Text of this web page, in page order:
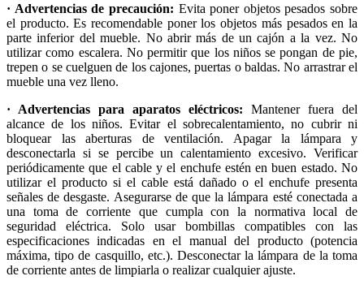
· Advertencias de precaución: Evita poner objetos pesados sobre
el producto. Es recomendable poner los objetos más pesados en la
parte inferior del mueble. No abrir más de un cajón a la vez. No
utilizar como escalera. No permitir que los niños se pongan de pie,
trepen o se cuelguen de los cajones, puertas o baldas. No arrastrar el
mueble una vez lleno.
· Advertencias para aparatos eléctricos: Mantener fuera del
alcance de los niños. Evitar el sobrecalentamiento, no cubrir ni
bloquear las aberturas de ventilación. Apagar la lámpara y
desconectarla si se percibe un calentamiento excesivo. Verificar
periódicamente que el cable y el enchufe estén en buen estado. No
utilizar el producto si el cable está dañado o el enchufe presenta
señales de desgaste. Asegurarse de que la lámpara esté conectada a
una toma de corriente que cumpla con la normativa local de
seguridad eléctrica. Solo usar bombillas compatibles con las
especificaciones indicadas en el manual del producto (potencia
máxima, tipo de casquillo, etc.). Desconectar la lámpara de la toma
de corriente antes de limpiarla o realizar cualquier ajuste.